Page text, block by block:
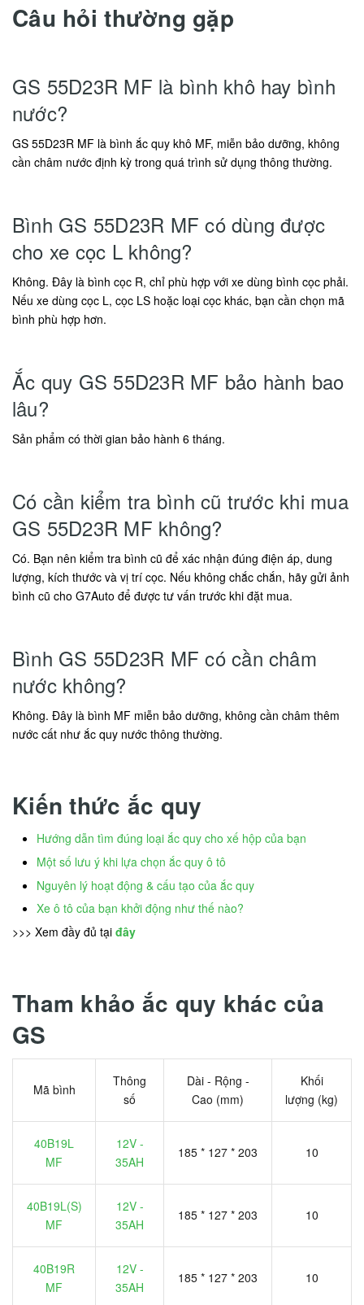
Câu hỏi thường gặp
GS 55D23R MF là bình khô hay bình
nước?
GS 55D23R MF là bình ắc quy khô MF, miễn bảo dưỡng, không
cần châm nước định kỳ trong quá trình sử dụng thông thường.
Bình GS 55D23R MF có dùng được
cho xe cọc L không?
Không. Đây là bình cọc R, chỉ phù hợp với xe dùng bình cọc phải.
Nếu xe dùng cọc L, cọc LS hoặc loại cọc khác, bạn cần chọn mã
bình phù hợp hơn.
Ắc quy GS 55D23R MF bảo hành bao
lâu?
Sản phẩm có thời gian bảo hành 6 tháng.
Có cần kiểm tra bình cũ trước khi mua
GS 55D23R MF không?
Có. Bạn nên kiểm tra bình cũ để xác nhận đúng điện áp, dung
lượng, kích thước và vị trí cọc. Nếu không chắc chắn, hãy gửi ảnh
bình cũ cho G7Auto để được tư vấn trước khi đặt mua.
Bình GS 55D23R MF có cần châm
nước không?
Không. Đây là bình MF miễn bảo dưỡng, không cần châm thêm
nước cất như ắc quy nước thông thường.
Kiến thức ắc quy
Hướng dẫn tìm đúng loại ắc quy cho xế hộp của bạn
Một số lưu ý khi lựa chọn ắc quy ô tô
Nguyên lý hoạt động & cấu tạo của ắc quy
Xe ô tô của bạn khởi động như thế nào?
>>> Xem đầy đủ tại đây
Tham khảo ắc quy khác của
GS
Mã bình
Thông
số
Dài - Rộng -
Cao (mm)
Khối
lượng (kg)
40B19L
MF
12V -
35AH
185 * 127 * 203 10
40B19L(S)
MF
12V -
35AH
185 * 127 * 203 10
40B19R
MF
12V -
35AH
185 * 127 * 203 10